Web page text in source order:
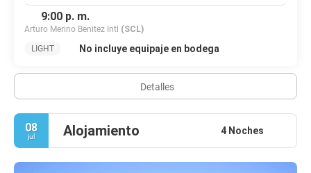
9:00 p. m.
Arturo Merino Benitez Intl (SCL)
LIGHT
No incluye equipaje en bodega
Detalles
08
jul Alojamiento 4 Noches